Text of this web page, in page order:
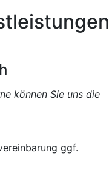
können Sie uns die
ggf.